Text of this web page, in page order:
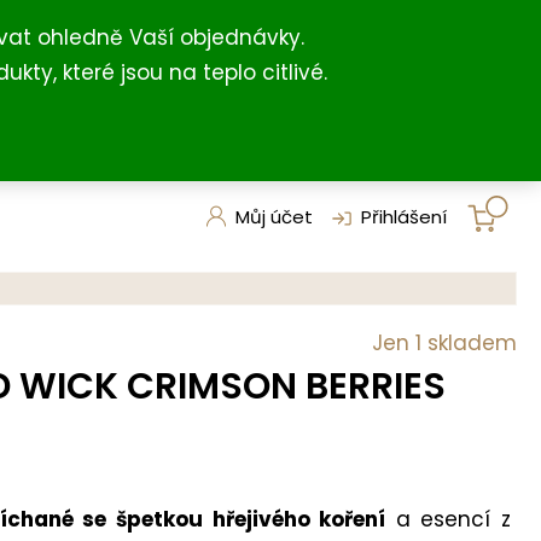
ohledně Vaší objednávky.
které jsou na teplo citlivé.
+420 731 127 211 (For English)
Můj účet Přihlášení
CRIMSON BERRIES
se špetkou hřejivého koření a esencí z
Jen 1 skladem